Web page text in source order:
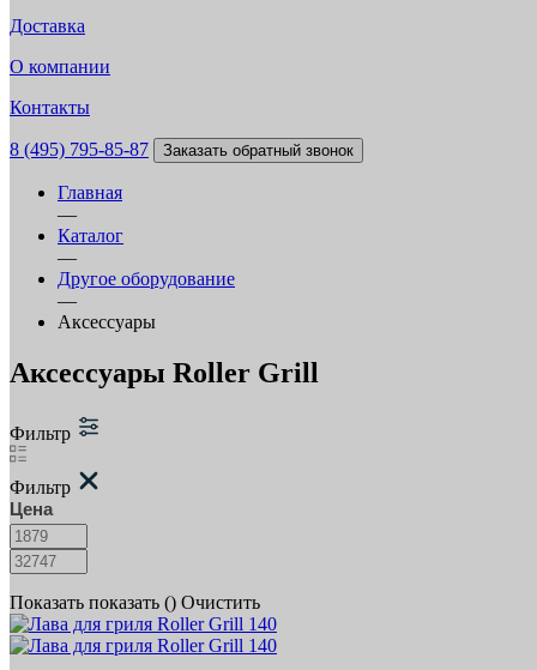
Доставка
О компании
Контакты
8 (495) 795-85-87 Заказать обратный звонок
Главная
—
Каталог
—
Другое оборудование
—
Аксессуары
Аксессуары Roller Grill
Фильтр
Фильтр
Цена
Показать показать () Очистить